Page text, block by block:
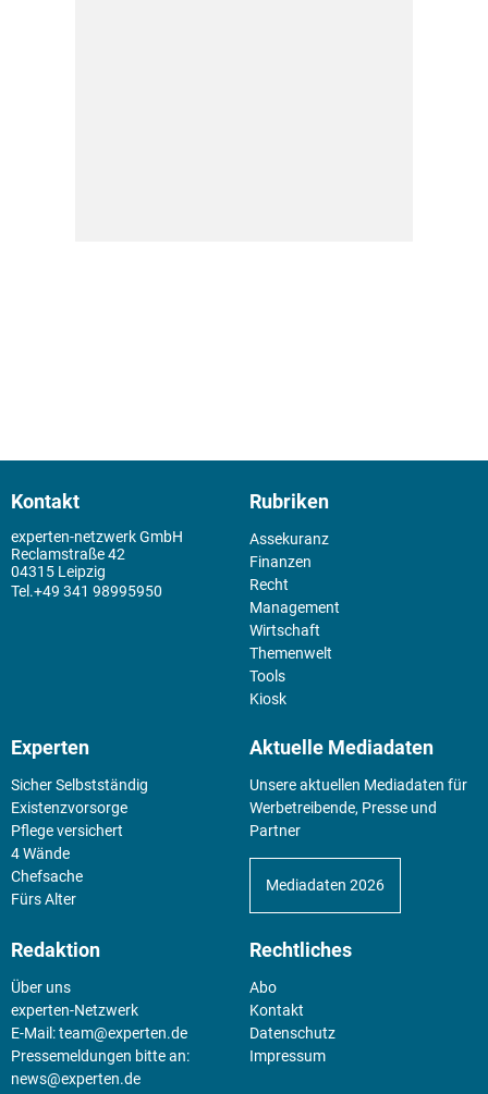
Kontakt
experten-netzwerk GmbH
Reclamstraße 42
04315 Leipzig
+49 341 98995950
Rubriken
Assekuranz
Finanzen
Recht
Management
Wirtschaft
Themenwelt
Tools
Kiosk
Experten
Sicher Selbstständig
Existenz­vorsorge
Pflege versichert
4 Wände
Chefsache
Fürs Alter
Aktuelle Mediadaten
Unsere aktuellen Mediadaten für
Werbetreibende, Presse und
Partner
Mediadaten 2026
Redaktion
Über uns
experten-Netzwerk
E-Mail:team@experten.de
Pressemeldungen bitte an:
news@experten.de
Rechtliches
Abo
Kontakt
Datenschutz
Impressum